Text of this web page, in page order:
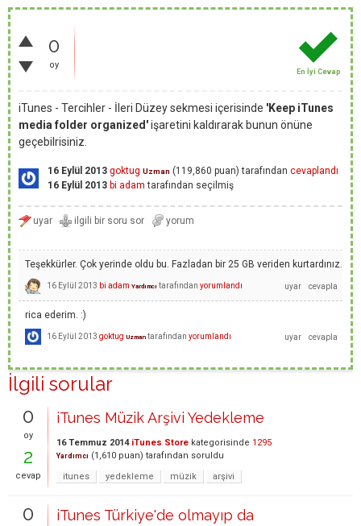
0
oy
En İyi Cevap
iTunes - Tercihler - İleri Düzey sekmesi içerisinde 'Keep iTunes
media folder organized'işaretini kaldırarak bunun önüne
geçebilrisiniz.
16 Eylül 2013 goktug Uzman (119,860 puan) tarafından cevaplandı
16 Eylül 2013 bi adam tarafından seçilmiş
Teşekkürler. Çok yerinde oldu bu. Fazladan bir 25 GB veriden kurtardınız.
16 Eylül 2013 bi adam Yardımcı tarafından yorumlandı
rica ederim. :)
16 Eylül 2013 goktug Uzman tarafından yorumlandı
İlgili sorular
0
oy
2
cevap
iTunes Müzik Arşivi Yedekleme
16 Temmuz 2014 iTunes Store kategorisinde 1295
Yardımcı (1,610 puan) tarafından soruldu
itunes
yedekleme müzik arşivi
0
iTunes Türkiye'de olmayıp da